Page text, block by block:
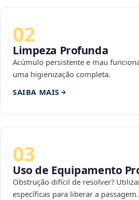
02
Limpeza Profunda
Acúmulo persistente e mau
uma higienização completa.
SAIBA MAIS
03
Uso de Equipamento
Obstrução difícil de resolver?
específicas para liberar a passagem.